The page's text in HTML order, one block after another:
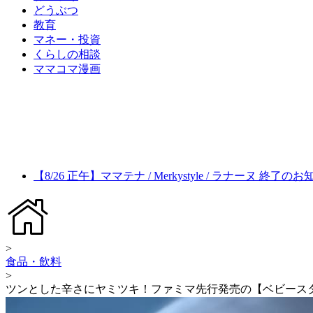
どうぶつ
教育
マネー・投資
くらしの相談
ママコマ漫画
【8/26 正午】ママテナ / Merkystyle / ラナーヌ 終了のお
>
食品・飲料
>
ツンとした辛さにヤミツキ！ファミマ先行発売の【ベビース